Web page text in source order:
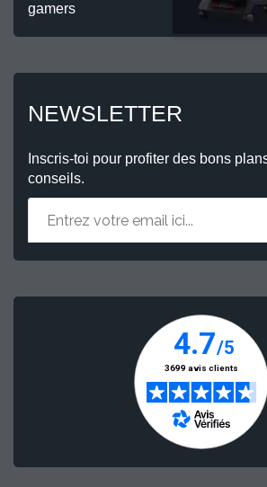
gamers
NEWSLETTER
Inscris-toi pour profiter des bons
conseils.